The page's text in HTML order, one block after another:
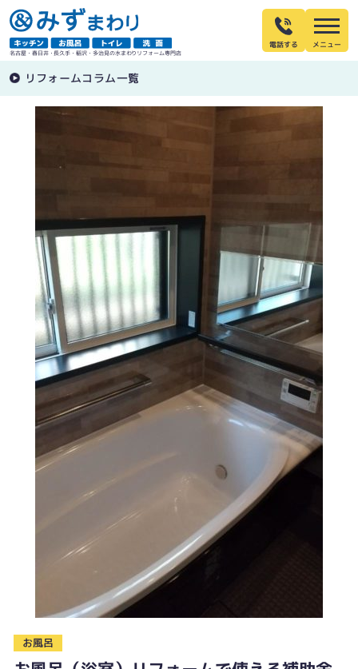
名古屋・春日井・長久手・稲沢・多治見の水まわりリフォーム専門店
電話する
リフォームコラム一覧
お風呂